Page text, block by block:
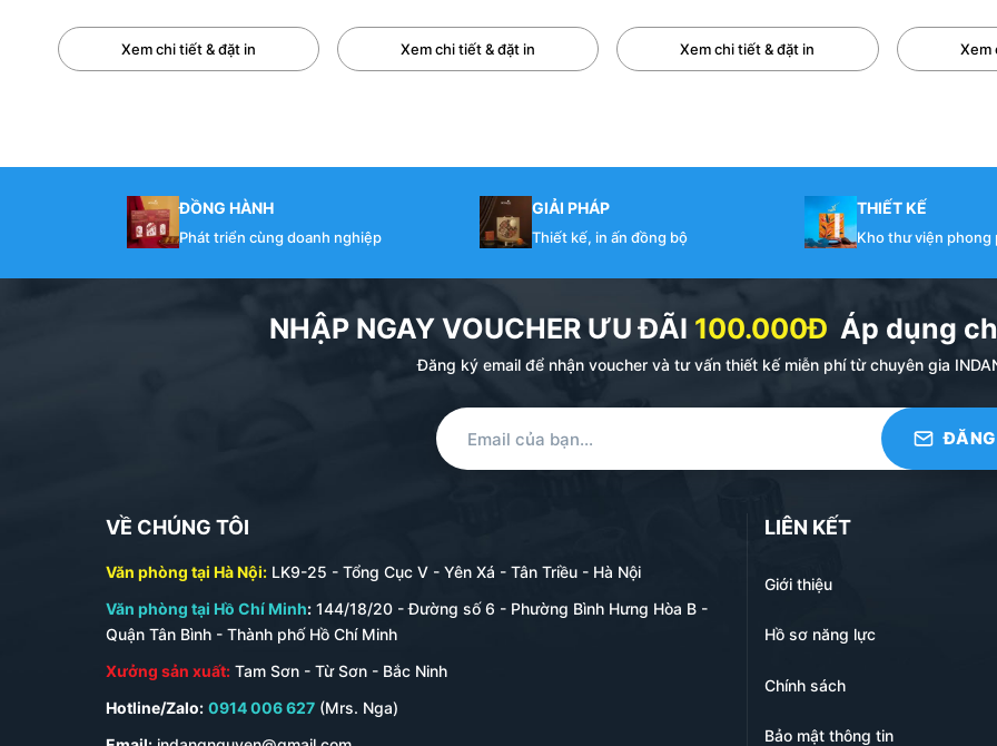
1. VÍ CARD CHO NAM LÀ GÌ? VÌ SAO NÓ LẠI ĐƯỢC NAM GIỚI ƯA CHUỘNG?
Ví card cho namlà một loại ví có kích thước nhỏ gọn, được thiết kế đặc biệt để nam giới cất giữ và sắp xếp các
Phong cách sống tối giản:
Nam giới hiện đại thường hướng tới sự gọn gàng, chỉ mang theo những vật dụng
Ví được thiết kế để bảo vệ các loại thẻ khỏi nguy cơ bị cong, gãy, trầy xước bề mặt hoặc
Xem chi tiết & đặt in Xem chi tiết & đặt in Xem chi tiết & đặt in Xem
ĐỒNG HÀNH
Phát triển cùng doanh nghiệp
GIẢI PHÁP
Thiết kế, in ấn đồng bộ
THIẾT KẾ
Kho thư viện phong
NHẬP NGAY VOUCHER ƯU ĐÃI 100.000Đ Áp dụng
Đăng ký email để nhận voucher và tư vấn thiết kế miễn phí từ chuyên gia
VỀ CHÚNG TÔI
Văn phòng tại Hà Nội: LK9-25 - Tổng Cục V - Yên Xá - Tân Triều - Hà Nội
Văn phòng tại Hồ Chí Minh: 144/18/20 - Đường số 6 - Phường Bình Hưng Hòa B -
Quận Tân Bình - Thành phố Hồ Chí Minh
Xưởng sản xuất: Tam Sơn - Từ Sơn - Bắc Ninh
Hotline/Zalo: 0914 006 627 (Mrs. Nga)
LIÊN KẾT
Giới thiệu
Hồ sơ năng lực
Chính sách
Bảo mật thông tin